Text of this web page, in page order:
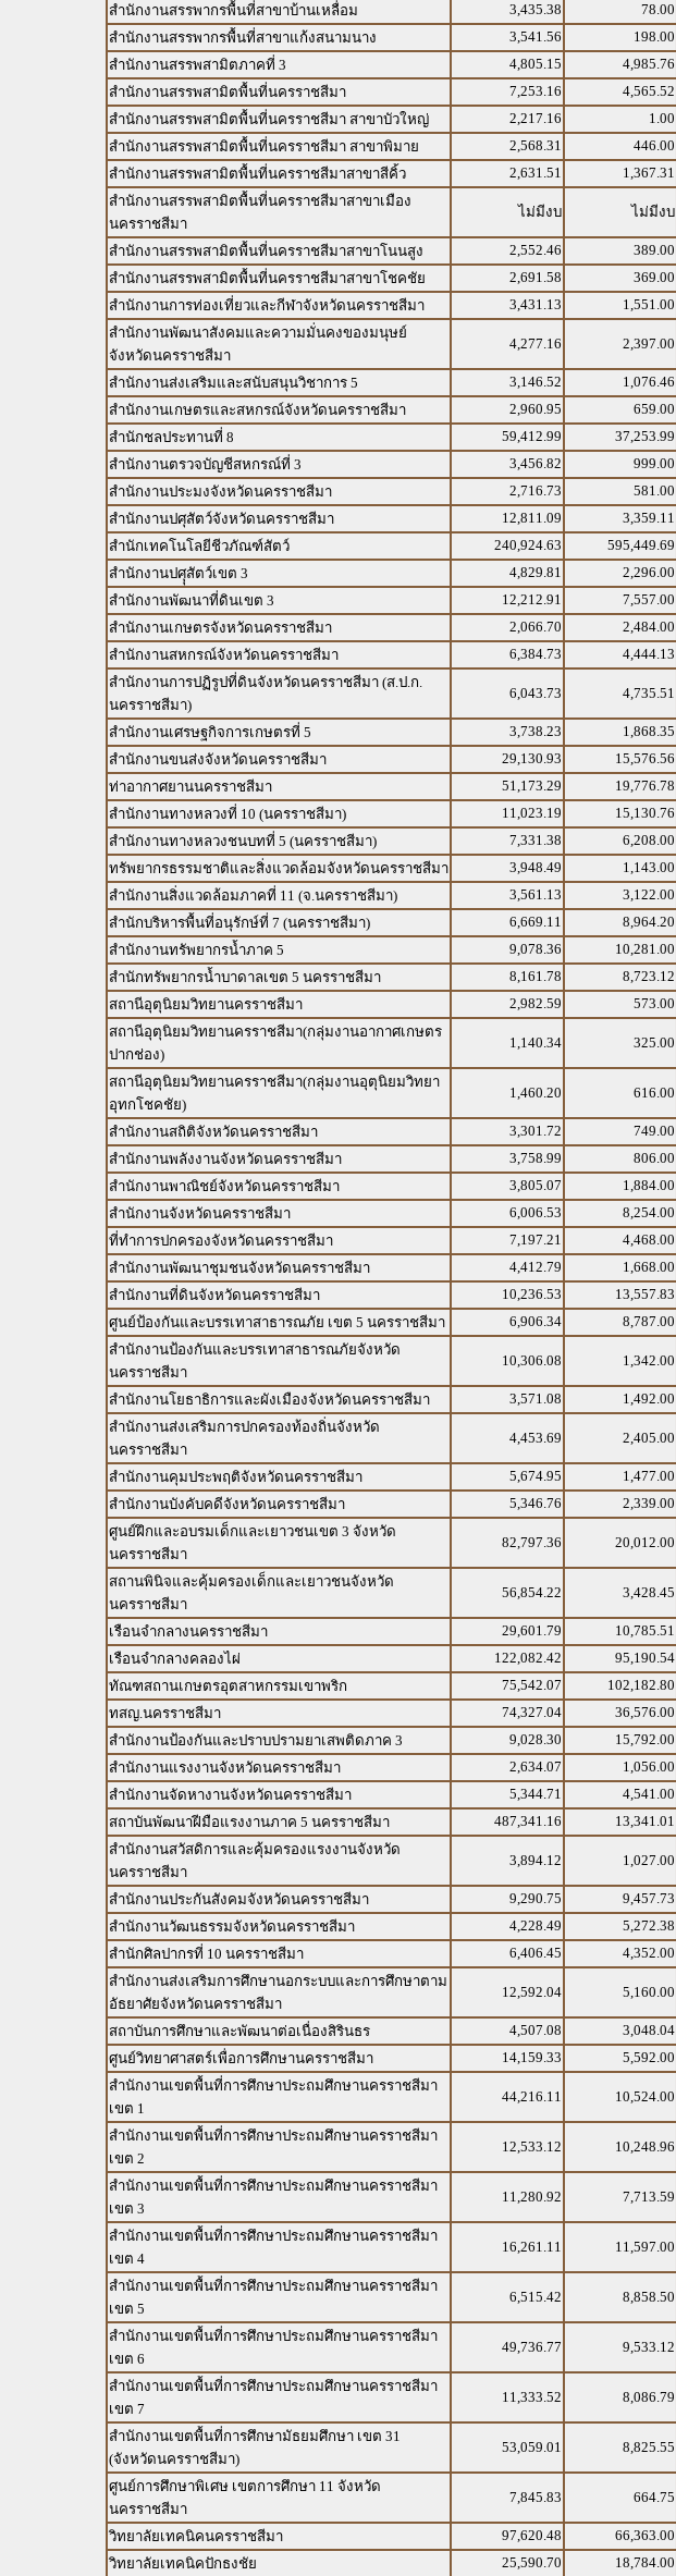
สำนักงานสรรพากรพื้นที่สาขาบ้านเหลื่อม
3,435.38 78.00
สำนักงานสรรพากรพื้นที่สาขาแก้งสนามนาง
3,541.56 198.00
สำนักงานสรรพสามิตภาคที่ 3
4,805.15 4,985.76
สำนักงานสรรพสามิตพื้นที่นครราชสีมา
7,253.16 4,565.52
สำนักงานสรรพสามิตพื้นที่นครราชสีมา สาขาบัวใหญ่
2,217.16 1.00
สำนักงานสรรพสามิตพื้นที่นครราชสีมา สาขาพิมาย
2,568.31 446.00
สำนักงานสรรพสามิตพื้นที่นครราชสีมาสาขาสีคิ้ว
2,631.51 1,367.31
สำนักงานสรรพสามิตพื้นที่นครราชสีมาสาขาเมือง
นครราชสีมา
ไม่มีงบ ไม่มีงบ
สำนักงานสรรพสามิตพื้นที่นครราชสีมาสาขาโนนสูง 2,552.46 389.00
สำนักงานสรรพสามิตพื้นที่นครราชสีมาสาขาโชคชัย
2,691.58 369.00
สำนักงานการท่องเที่ยวและกีฬาจังหวัดนครราชสีมา
3,431.13 1,551.00
สำนักงานพัฒนาสังคมและความมั่นคงของมนุษย์
จังหวัดนครราชสีมา
4,277.16 2,397.00
สำนักงานส่งเสริมและสนับสนุนวิชาการ 5 3,146.52 1,076.46
สำนักงานเกษตรและสหกรณ์จังหวัดนครราชสีมา
2,960.95 659.00
สำนักชลประทานที่ 8
59,412.99 37,253.99
สำนักงานตรวจบัญชีสหกรณ์ที่ 3
3,456.82 999.00
สำนักงานประมงจังหวัดนครราชสีมา
2,716.73 581.00
สำนักงานปศุสัตว์จังหวัดนครราชสีมา
12,811.09 3,359.11
สำนักเทคโนโลยีชีวภัณฑ์สัตว์
240,924.63 595,449.69
สำนักงานปศุุสัตว์เขต 3
4,829.81 2,296.00
สำนักงานพัฒนาที่ดินเขต 3
12,212.91 7,557.00
สำนักงานเกษตรจังหวัดนครราชสีมา
2,066.70 2,484.00
สำนักงานสหกรณ์จังหวัดนครราชสีมา
6,384.73 4,444.13
สำนักงานการปฏิรูปที่ดินจังหวัดนครราชสีมา (ส.ป.ก.
นครราชสีมา)
6,043.73 4,735.51
สำนักงานเศรษฐกิจการเกษตรที่ 5 3,738.23 1,868.35
สำนักงานขนส่งจังหวัดนครราชสีมา
29,130.93 15,576.56
ท่าอากาศยานนครราชสีมา
51,173.29 19,776.78
สำนักงานทางหลวงที่ 10 (นครราชสีมา)
11,023.19 15,130.76
สำนักงานทางหลวงชนบทที่ 5 (นครราชสีมา)
7,331.38 6,208.00
ทรัพยากรธรรมชาติและสิ่งแวดล้อมจังหวัดนครราชสีมา
3,948.49 1,143.00
สำนักงานสิ่งแวดล้อมภาคที่ 11 (จ.นครราชสีมา)
3,561.13 3,122.00
สำนักบริหารพื้นที่อนุรักษ์ที่ 7 (นครราชสีมา)
6,669.11 8,964.20
สำนักงานทรัพยากรน้ำภาค 5
9,078.36 10,281.00
สำนักทรัพยากรน้ำบาดาลเขต 5 นครราชสีมา
8,161.78 8,723.12
สถานีอุตุนิยมวิทยานครราชสีมา
2,982.59 573.00
สถานีอุตุนิยมวิทยานครราชสีมา(กลุ่มงานอากาศเกษตร
ปากช่อง)
1,140.34 325.00
สถานีอุตุนิยมวิทยานครราชสีมา(กลุ่มงานอุตุนิยมวิทยา
อุทกโชคชัย)
1,460.20 616.00
สำนักงานสถิติจังหวัดนครราชสีมา 3,301.72 749.00
สำนักงานพลังงานจังหวัดนครราชสีมา
3,758.99 806.00
สำนักงานพาณิชย์จังหวัดนครราชสีมา
3,805.07 1,884.00
สำนักงานจังหวัดนครราชสีมา
6,006.53 8,254.00
ที่ทำการปกครองจังหวัดนครราชสีมา
7,197.21 4,468.00
สำนักงานพัฒนาชุมชนจังหวัดนครราชสีมา
4,412.79 1,668.00
สำนักงานที่ดินจังหวัดนครราชสีมา
10,236.53 13,557.83
ศูนย์ป้องกันและบรรเทาสาธารณภัย เขต 5 นครราชสีมา
6,906.34 8,787.00
สำนักงานป้องกันและบรรเทาสาธารณภัยจังหวัด
นครราชสีมา
10,306.08 1,342.00
สำนักงานโยธาธิการและผังเมืองจังหวัดนครราชสีมา 3,571.08 1,492.00
สำนักงานส่งเสริมการปกครองท้องถิ่นจังหวัด
นครราชสีมา
4,453.69 2,405.00
สำนักงานคุมประพฤติจังหวัดนครราชสีมา 5,674.95 1,477.00
สำนักงานบังคับคดีจังหวัดนครราชสีมา
5,346.76 2,339.00
ศูนย์ฝึกและอบรมเด็กและเยาวชนเขต 3 จังหวัด
นครราชสีมา
82,797.36 20,012.00
สถานพินิจและคุ้มครองเด็กและเยาวชนจังหวัด
นครราชสีมา
56,854.22 3,428.45
เรือนจำกลางนครราชสีมา 29,601.79 10,785.51
เรือนจำกลางคลองไผ่
122,082.42 95,190.54
ทัณฑสถานเกษตรอุตสาหกรรมเขาพริก
75,542.07 102,182.80
ทสญ.นครราชสีมา
74,327.04 36,576.00
สำนักงานป้องกันและปราบปรามยาเสพติดภาค 3
9,028.30 15,792.00
สำนักงานแรงงานจังหวัดนครราชสีมา
2,634.07 1,056.00
สำนักงานจัดหางานจังหวัดนครราชสีมา
5,344.71 4,541.00
สถาบันพัฒนาฝีมือแรงงานภาค 5 นครราชสีมา
487,341.16 13,341.01
สำนักงานสวัสดิการและคุ้มครองแรงงานจังหวัด
นครราชสีมา
3,894.12 1,027.00
สำนักงานประกันสังคมจังหวัดนครราชสีมา 9,290.75 9,457.73
สำนักงานวัฒนธรรมจังหวัดนครราชสีมา
4,228.49 5,272.38
สำนักศิลปากรที่ 10 นครราชสีมา
6,406.45 4,352.00
สำนักงานส่งเสริมการศึกษานอกระบบและการศึกษาตาม
อัธยาศัยจังหวัดนครราชสีมา
12,592.04 5,160.00
สถาบันการศึกษาและพัฒนาต่อเนื่องสิรินธร 4,507.08 3,048.04
ศูนย์วิทยาศาสตร์เพื่อการศึกษานครราชสีมา
14,159.33 5,592.00
สำนักงานเขตพื้นที่การศึกษาประถมศึกษานครราชสีมา
เขต 1
44,216.11 10,524.00
สำนักงานเขตพื้นที่การศึกษาประถมศึกษานครราชสีมา
เขต 2
12,533.12 10,248.96
สำนักงานเขตพื้นที่การศึกษาประถมศึกษานครราชสีมา
เขต 3
11,280.92 7,713.59
สำนักงานเขตพื้นที่การศึกษาประถมศึกษานครราชสีมา
เขต 4
16,261.11 11,597.00
สำนักงานเขตพื้นที่การศึกษาประถมศึกษานครราชสีมา
เขต 5
6,515.42 8,858.50
สำนักงานเขตพื้นที่การศึกษาประถมศึกษานครราชสีมา
เขต 6
49,736.77 9,533.12
สำนักงานเขตพื้นที่การศึกษาประถมศึกษานครราชสีมา
เขต 7
11,333.52 8,086.79
สำนักงานเขตพื้นที่การศึกษามัธยมศึกษา เขต 31
(จังหวัดนครราชสีมา)
53,059.01 8,825.55
ศูนย์การศึกษาพิเศษ เขตการศึกษา 11 จังหวัด
นครราชสีมา
7,845.83 664.75
วิทยาลัยเทคนิคนครราชสีมา 97,620.48 66,363.00
วิทยาลัยเทคนิคปักธงชัย
25,590.70 18,784.00